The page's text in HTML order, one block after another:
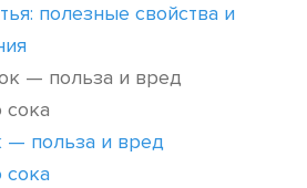
полезные свойства и
польза и вред